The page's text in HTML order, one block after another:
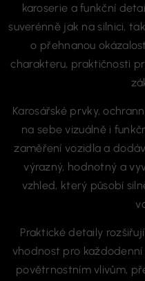
karoserie a funkční
suverénně jak na silnici,
o přehnanou
charakteru, praktičnosti
Karosářské prvky,
na sebe vizuálně i
zaměření vozidla a
výrazný, hodnotný a
vzhled, který působí
Praktické detaily
vhodnost pro
povětrnostním vlivům,